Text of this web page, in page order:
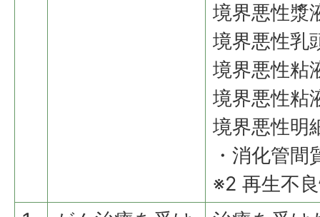
境界悪性漿
境界悪性乳
境界悪性粘
境界悪性粘
境界悪性明
・消化管間
※2 再生不